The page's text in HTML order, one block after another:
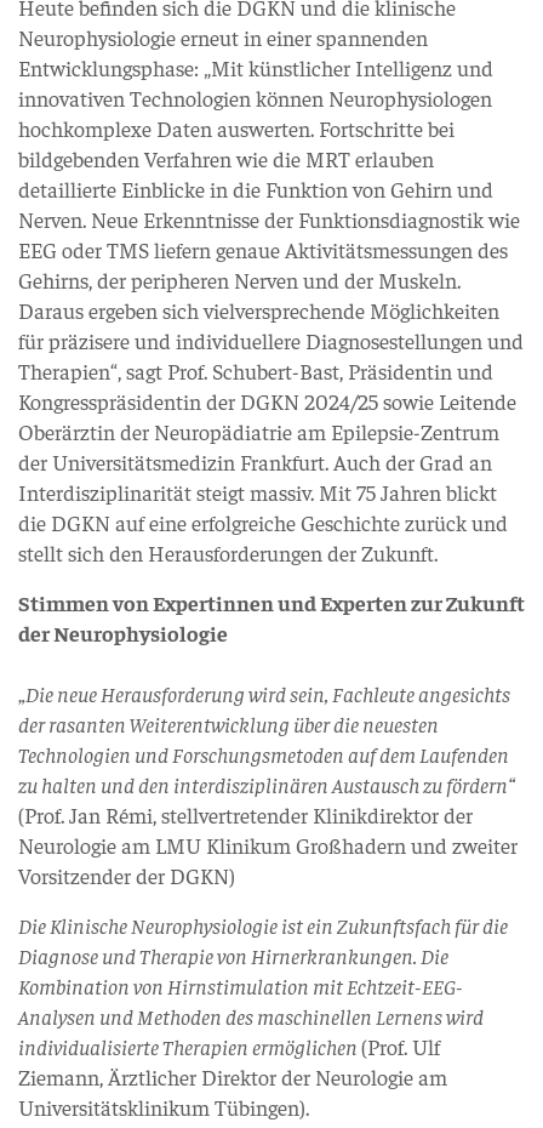
Heute befinden sich die DGKN und die klinische
Neurophysiologie erneut in einer spannenden
Entwicklungsphase: „Mit künstlicher Intelligenz und
innovativen Technologien können Neurophysiologen
hochkomplexe Daten auswerten. Fortschritte bei
bildgebenden Verfahren wie die MRT erlauben
detaillierte Einblicke in die Funktion von Gehirn und
Nerven. Neue Erkenntnisse der Funktionsdiagnostik wie
EEG oder TMS liefern genaue Aktivitätsmessungen des
Gehirns, der peripheren Nerven und der Muskeln.
Daraus ergeben sich vielversprechende Möglichkeiten
für präzisere und individuellere Diagnosestellungen und
Therapien“, sagt Prof. Schubert-Bast, Präsidentin und
Kongresspräsidentin der DGKN 2024/25 sowie Leitende
Oberärztin der Neuropädiatrie am Epilepsie-Zentrum
der Universitätsmedizin Frankfurt. Auch der Grad an
Interdisziplinarität steigt massiv. Mit 75 Jahren blickt
die DGKN auf eine erfolgreiche Geschichte zurück und
stellt sich den Herausforderungen der Zukunft.
Stimmen von Expertinnen und Experten zur Zukunft
der Neurophysiologie
„Die neue Herausforderung wird sein, Fachleute angesichts
der rasanten Weiterentwicklung über die neuesten
Technologien und Forschungsmetoden auf dem Laufenden
zu halten und den interdisziplinären Austausch zu fördern“
(Prof. Jan Rémi, stellvertretender Klinikdirektor der
Neurologie am LMU Klinikum Großhadern und zweiter
Vorsitzender der DGKN)
Die Klinische Neurophysiologie ist ein Zukunftsfach für die
Diagnose und Therapie von Hirnerkrankungen. Die
Kombination von Hirnstimulation mit Echtzeit-EEG-
Analysen und Methoden des maschinellen Lernens wird
individualisierte Therapien ermöglichen(Prof. Ulf
Ziemann, Ärztlicher Direktor der Neurologie am
Universitätsklinikum Tübingen).